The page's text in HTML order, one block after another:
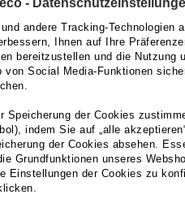
die den